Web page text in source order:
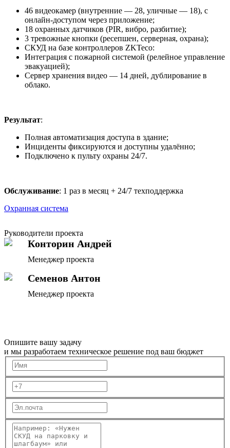
46 видеокамер (внутренние — 28, уличные — 18), с
онлайн-доступом через приложение;
18 охранных датчиков (PIR, вибро, разбитие);
3 тревожные кнопки (ресепшен, серверная, охрана);
СКУД на базе контроллеров ZKTeco:
Интеграция с пожарной системой (релейное управление
эвакуацией);
Сервер хранения видео — 14 дней, дублирование в
облако.
Результат:
Полная автоматизация доступа в здание;
Инциденты фиксируются и доступны удалённо;
Подключено к пульту охраны 24/7.
Обслуживание: 1 раз в месяц + 24/7 техподдержка
Охранная система
Руководители проекта
Конторин Андрей
Менеджер проекта
Семенов Антон
Менеджер проекта
Опишите вашу задачу
и мы разработаем техническое решение под ваш бюджет